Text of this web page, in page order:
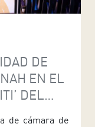
DE
EN EL
DEL
de cámara de